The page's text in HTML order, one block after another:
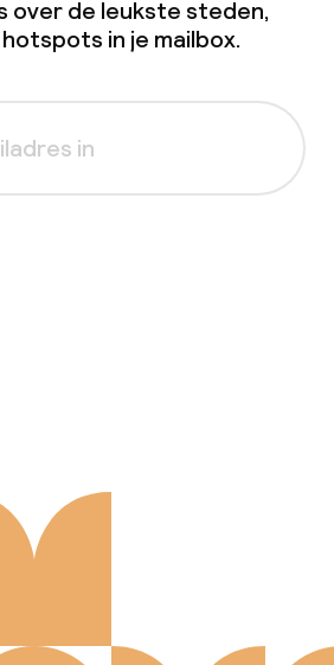
over de leukste steden,
in je mailbox.